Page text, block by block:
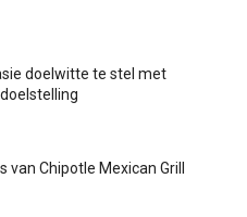
doelwitte te stel met
van Chipotle Mexican Grill